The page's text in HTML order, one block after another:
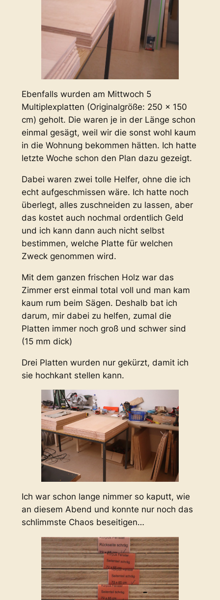
Ebenfalls wurden am Mittwoch 5
Multiplexplatten (Originalgröße: 250 x 150
cm) geholt. Die waren je in der Länge schon
einmal gesägt, weil wir die sonst wohl kaum
in die Wohnung bekommen hätten. Ich hatte
letzte Woche schon den Plan dazu gezeigt.
Dabei waren zwei tolle Helfer, ohne die ich
echt aufgeschmissen wäre. Ich hatte noch
überlegt, alles zuschneiden zu lassen, aber
das kostet auch nochmal ordentlich Geld
und ich kann dann auch nicht selbst
bestimmen, welche Platte für welchen
Zweck genommen wird.
Mit dem ganzen frischen Holz war das
Zimmer erst einmal total voll und man kam
kaum rum beim Sägen. Deshalb bat ich
darum, mir dabei zu helfen, zumal die
Platten immer noch groß und schwer sind
(15 mm dick)
Drei Platten wurden nur gekürzt, damit ich
sie hochkant stellen kann.
Ich war schon lange nimmer so kaputt, wie
an diesem Abend und konnte nur noch das
schlimmste Chaos beseitigen…